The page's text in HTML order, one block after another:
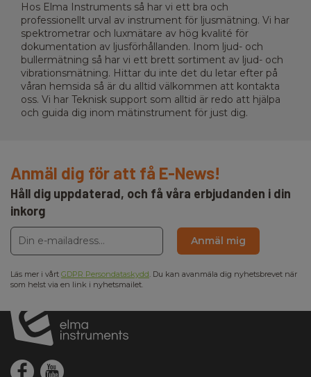
Hos Elma Instruments så har vi ett bra och
professionellt urval av instrument för ljusmätning. Vi har
spektrometrar och luxmätare av hög kvalité för
dokumentation av ljusförhållanden. Inom ljud- och
bullermätning så har vi ett brett sortiment av ljud- och
vibrationsmätning. Hittar du inte det du letar efter på
våran hemsida så är du alltid välkommen att kontakta
oss. Vi har Teknisk support som alltid är redo att hjälpa
och guida dig inom mätinstrument för just dig.
Anmäl dig för att få E-News!
Håll dig uppdaterad, och få våra erbjudanden i din
inkorg
Anmäl mig
Läs mer i vårt GDPR Persondataskydd. Du kan avanmäla dig nyhetsbrevet när
som helst via en link i nyhetsmailet.